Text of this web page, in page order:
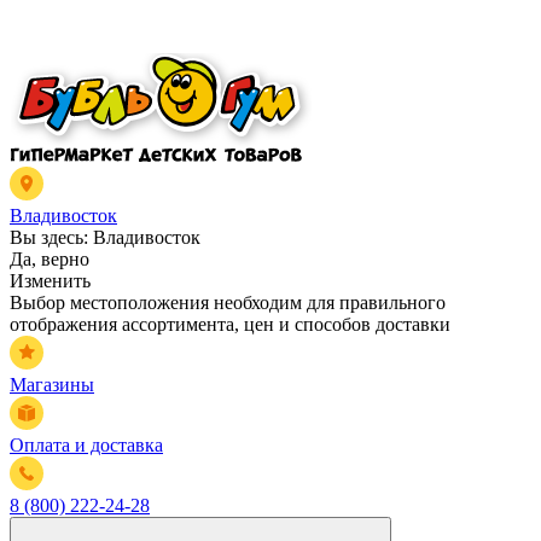
Владивосток
Вы здесь: Владивосток
Да, верно
Изменить
Выбор местоположения необходим для правильного
отображения ассортимента, цен и способов доставки
Магазины
Оплата и доставка
8 (800) 222-24-28